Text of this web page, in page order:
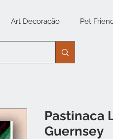
Art Decoração Pet
Pastinaca
Guernsey